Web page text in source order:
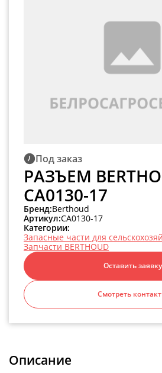
Под заказ
РАЗЪЕМ
CA0130-17
Бренд:Berthoud
Артикул:CA0130-17
Категории:
Запасные части для
Запчасти BERTHOUD
Оставить заявку
Смотреть
Описание